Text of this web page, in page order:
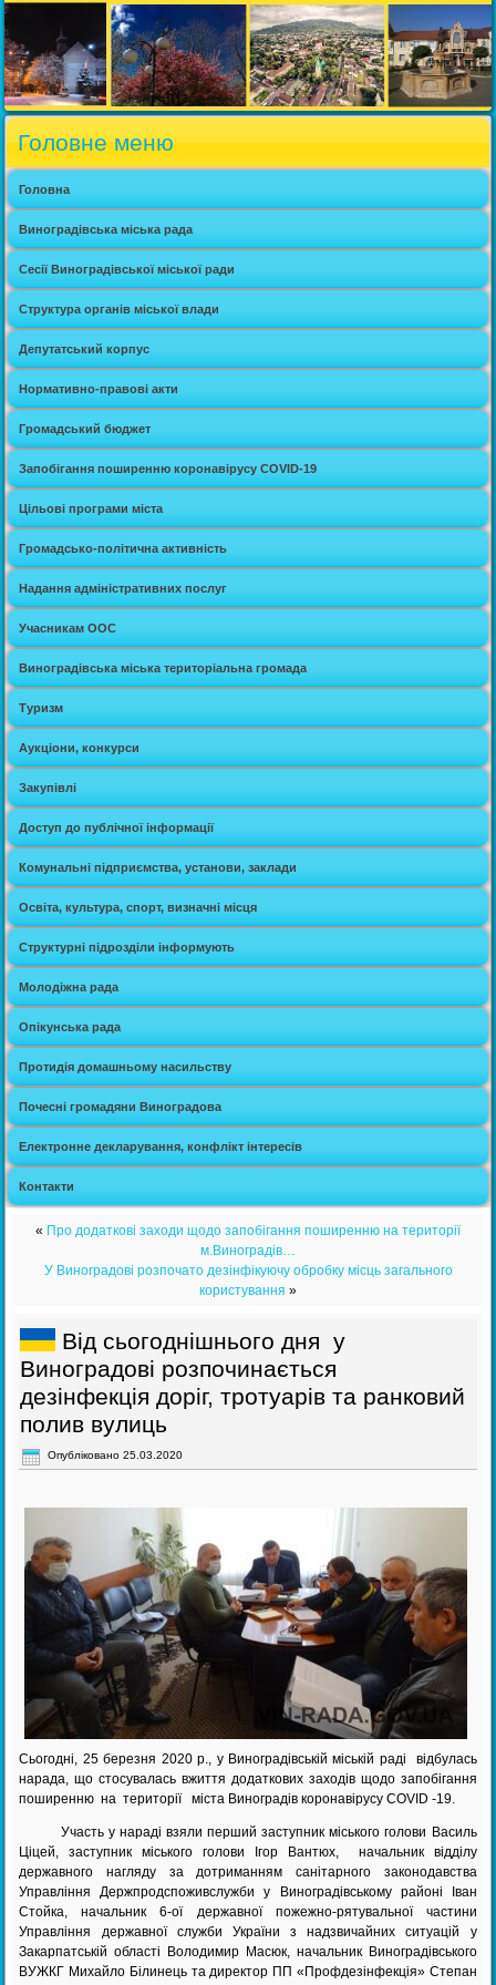
Головне меню
Головна
Виноградівська міська рада
Сесії Виноградівської міської ради
Структура органів міської влади
Депутатський корпус
Нормативно-правові акти
Громадський бюджет
Запобігання поширенню коронавірусу COVID-19
Цільові програми міста
Громадсько-політична активність
Надання адміністративних послуг
Учасникам ООС
Виноградівська міська територіальна громада
Туризм
Аукціони, конкурси
Закупівлі
Доступ до публічної інформації
Комунальні підприємства, установи, заклади
Освіта, культура, спорт, визначні місця
Структурні підрозділи інформують
Молодіжна рада
Опікунська рада
Протидія домашньому насильству
Почесні громадяни Виноградова
Електронне декларування, конфлікт інтересів
Контакти
« Про додаткові заходи щодо запобігання поширенню на території
м.Виноградів…
У Виноградові розпочато дезінфікуючу обробку місць загального
користування »
Від сьогоднішнього дня у
Виноградові розпочинається
дезінфекція доріг, тротуарів та ранковий
полив вулиць
Опубліковано 25.03.2020
Сьогодні, 25 березня 2020 р., у Виноградівській міській раді відбулась
нарада, що стосувалась вжиття додаткових заходів щодо запобігання
поширенню на території міста Виноградів коронавірусу COVID -19.
Участь у нараді взяли перший заступник міського голови Василь
Ціцей, заступник міського голови Ігор Вантюх, начальник відділу
державного нагляду за дотриманням санітарного законодавства
Управління Держпродспоживслужби у Виноградівському районі Іван
Стойка, начальник 6-ої державної пожежно-рятувальної частини
Управління державної служби України з надзвичайних ситуацій у
Закарпатській області Володимир Масюк, начальник Виноградівського
ВУЖКГ Михайло Білинець та директор ПП «Профдезінфекція» Степан